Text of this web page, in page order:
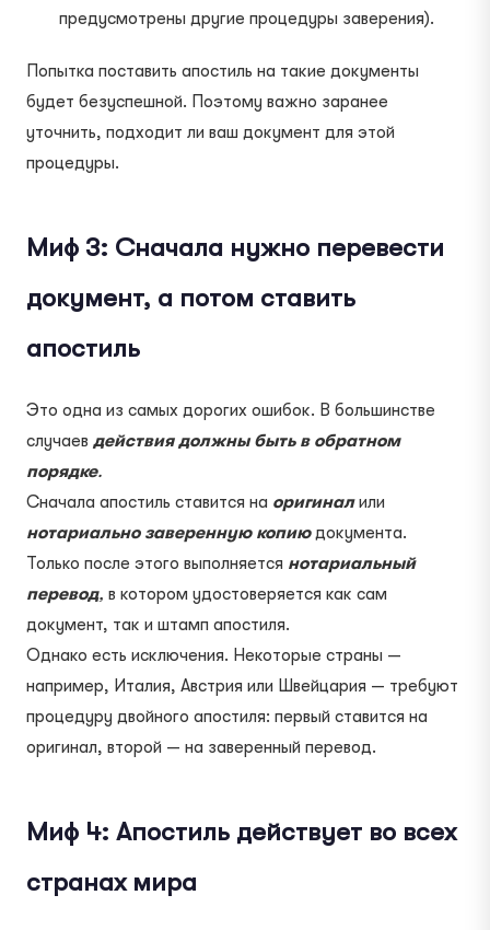
предусмотрены другие процедуры заверения).
Попытка поставить апостиль на такие документы
будет безуспешной. Поэтому важно заранее
уточнить, подходит ли ваш документ для этой
процедуры.
Миф 3: Сначала нужно перевести
документ, а потом ставить
апостиль
Это одна из самых дорогих ошибок. В большинстве
случаев действия должны быть в обратном
порядке.
Сначала апостиль ставится на оригиналили
нотариально заверенную копиюдокумента.
Только после этого выполняется нотариальный
перевод, в котором удостоверяется как сам
документ, так и штамп апостиля.
Однако есть исключения. Некоторые страны —
например, Италия, Австрия или Швейцария — требуют
процедуру двойного апостиля: первый ставится на
оригинал, второй — на заверенный перевод.
Миф 4: Апостиль действует во всех
странах мира